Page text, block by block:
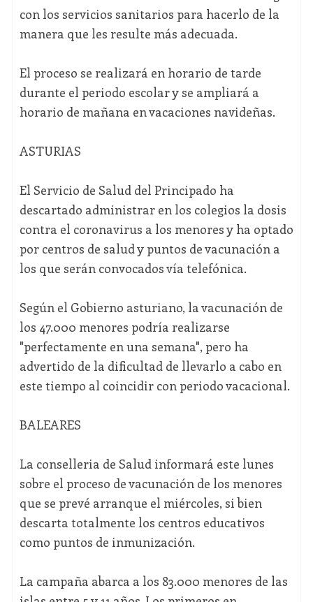
con los servicios sanitarios para hacerlo de la
manera que les resulte más adecuada.
El proceso se realizará en horario de tarde
durante el periodo escolar y se ampliará a
horario de mañana en vacaciones navideñas.
ASTURIAS
El Servicio de Salud del Principado ha
descartado administrar en los colegios la dosis
contra el coronavirus a los menores y ha optado
por centros de salud y puntos de vacunación a
los que serán convocados vía telefónica.
Según el Gobierno asturiano, la vacunación de
los 47.000 menores podría realizarse
"perfectamente en una semana", pero ha
advertido de la dificultad de llevarlo a cabo en
este tiempo al coincidir con periodo vacacional.
BALEARES
La conselleria de Salud informará este lunes
sobre el proceso de vacunación de los menores
que se prevé arranque el miércoles, si bien
descarta totalmente los centros educativos
como puntos de inmunización.
La campaña abarca a los 83.000 menores de las